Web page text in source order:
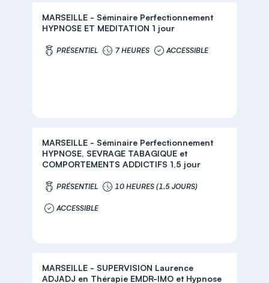
MARSEILLE - Séminaire Perfectionnement
HYPNOSE ET MEDITATION 1 jour
PRÉSENTIEL 7 HEURES ACCESSIBLE
MARSEILLE - Séminaire Perfectionnement
HYPNOSE, SEVRAGE TABAGIQUE et
COMPORTEMENTS ADDICTIFS 1,5 jour
PRÉSENTIEL 10 HEURES (1.5 JOURS)
ACCESSIBLE
MARSEILLE - SUPERVISION Laurence
ADJADJ en Thérapie EMDR-IMO et Hypnose